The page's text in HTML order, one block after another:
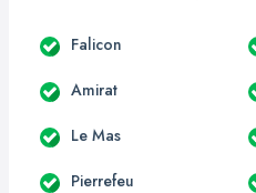
Falicon
Amirat
Le Mas
Pierrefeu